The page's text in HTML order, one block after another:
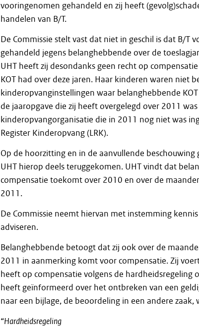
vooringenomen gehandeld en zij heeft
handelen van B/T.
De Commissie stelt vast dat niet in geschil is dat B/T
gehandeld jegens belanghebbende over de
UHT heeft zij desondanks geen recht op
KOT had over deze jaren. Haar kinderen waren niet
kinderopvanginstellingen waar belanghebbende
de jaaropgave die zij heeft overgelegd over 2011
kinderopvangorganisatie die in 2011 nog niet was
Register Kinderopvang (LRK).
Op de hoorzitting en in de aanvullende
UHT hierop deels teruggekomen. UHT vindt dat
compensatie toekomt over 2010 en over de
2011.
De Commissie neemt hiervan met instemming
adviseren.
Belanghebbende betoogt dat zij ook over de
2011 in aanmerking komt voor compensatie. Zij
heeft op compensatie volgens de hardheidsregeling
heeft geïnformeerd over het ontbreken van een
naar een bijlage, de beoordeling in een andere zaak,
“Hardheidsregeling